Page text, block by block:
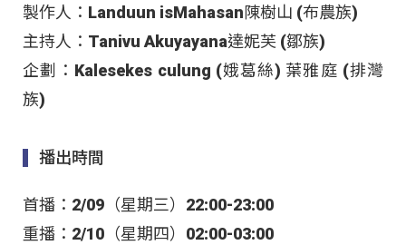
製作人：Landuun isMahasan陳樹山 (布農族)
主持人：Tanivu Akuyayana達妮芙 (鄒族)
企劃：Kalesekes culung (娥葛絲) 葉雅庭 (排灣
族)
播出時間
首播：2/09（星期三）22:00-23:00
重播：2/10（星期四）02:00-03:00